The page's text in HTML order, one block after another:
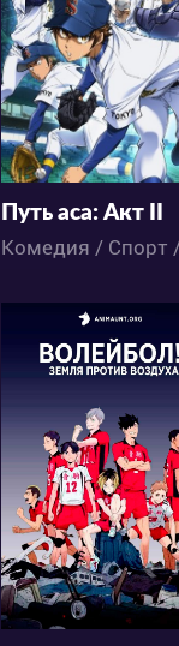
0
Путь аса: Акт II
17427
1 24